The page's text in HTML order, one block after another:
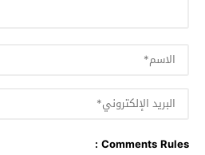
Comments Rules :